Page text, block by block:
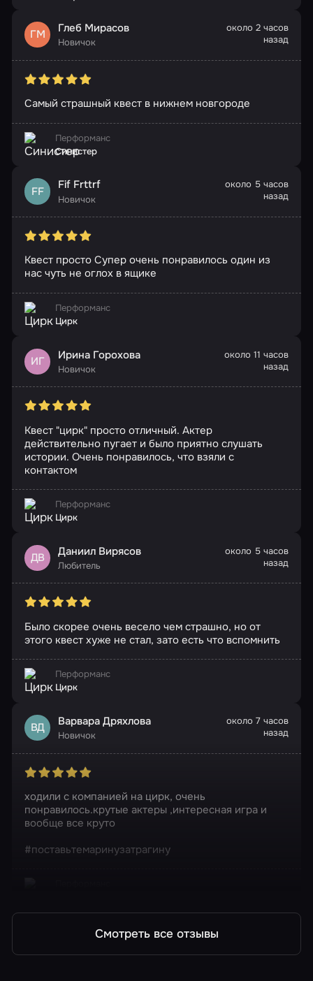
ГМ Глеб Мирасов
Новичок
около 2 часов
назад
Самый страшный квест в нижнем новгороде
Перформанс
Синистер
FF Fif Frttrf
Новичок
около 5 часов
назад
Квест просто Супер очень понравилось один из
нас чуть не оглох в ящике
Перформанс
Цирк
ИГ Ирина Горохова
Новичок
около 11 часов
назад
Квест "цирк" просто отличный. Актер
действительно пугает и было приятно слушать
истории. Очень понравилось, что взяли с
контактом
Перформанс
Цирк
ДВ Даниил Вирясов
Любитель
около 5 часов
назад
Было скорее очень весело чем страшно, но от
этого квест хуже не стал, зато есть что вспомнить
Перформанс
Цирк
ВД Варвара Дряхлова
Новичок
около 7 часов
назад
ходили с компанией на цирк, очень
понравилось.крутые актеры ,интересная игра и
вообще все круто
#поставьтемаринузатрагину
Смотреть все отзывы